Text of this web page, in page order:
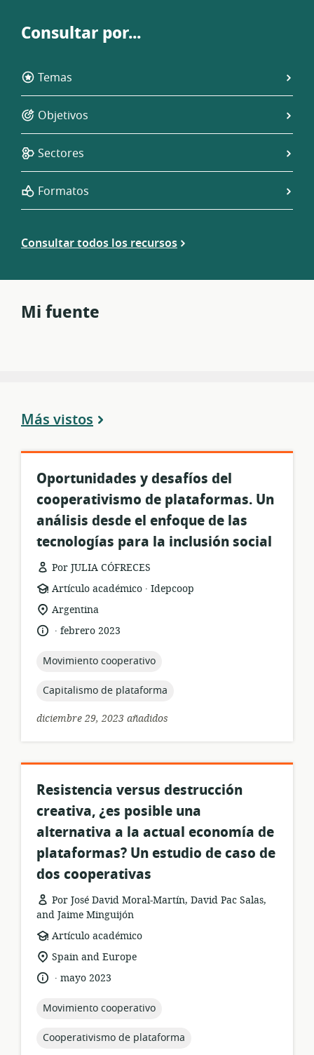
Consultar por...
Temas
Objetivos
Sectores
Formatos
Consultar todos los recursos
Mi fuente
Más vistos
Oportunidades y desafíos del
cooperativismo de plataformas. Un
análisis desde el enfoque de las
tecnologías para la inclusión social
Por JULIA CÓFRECES
formato
del
recurso:
Artículo académico .
publicación:
Idepcoop
ubicación
de
relevancia:
Argentina
idioma:
.
fecha
publicación:
febrero 2023
topic:
Movimiento cooperativo
topic:
Capitalismo de plataforma
diciembre 29, 2023 añadidos
Resistencia versus destrucción
creativa, ¿es posible una
alternativa a la actual economía de
plataformas? Un estudio de caso de
dos cooperativas
Por José David Moral-Martín, David Pac Salas,
and Jaime Minguijón
formato
del
recurso:
Artículo académico
ubicación
relevancia:
Spain and Europe
idioma:
.
fecha
publicación:
mayo 2023
topic:
Movimiento cooperativo
topic:
Cooperativismo de plataforma